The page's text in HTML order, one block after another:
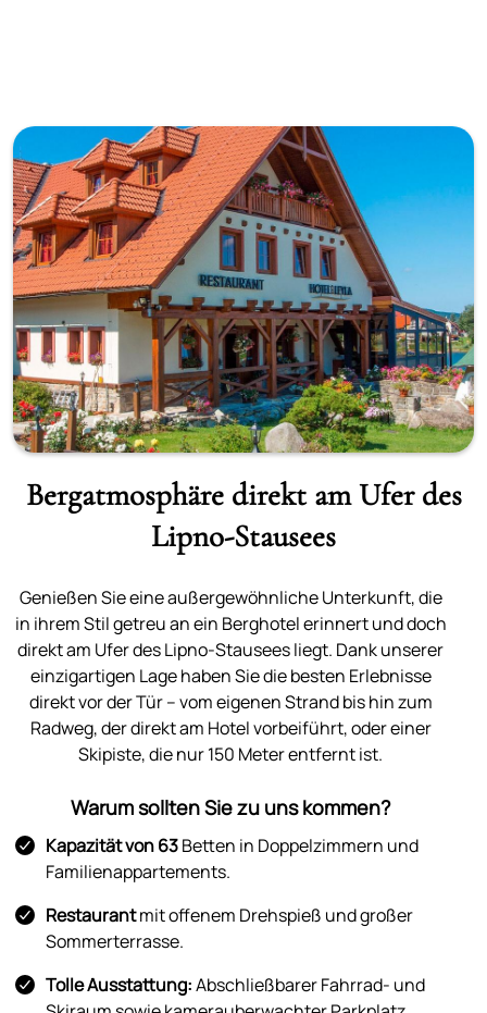
Bergatmosphäre direkt am Ufer des
Lipno-Stausees
Genießen Sie eine außergewöhnliche Unterkunft, die
in ihrem Stil getreu an ein Berghotel erinnert und doch
direkt am Ufer des Lipno-Stausees liegt. Dank unserer
einzigartigen Lage haben Sie die besten Erlebnisse
direkt vor der Tür – vom eigenen Strand bis hin zum
Radweg, der direkt am Hotel vorbeiführt, oder einer
Skipiste, die nur 150 Meter entfernt ist.
Warum sollten Sie zu uns kommen?
Kapazität von 63Betten in Doppelzimmern und
Familienappartements.
Restaurantmit offenem Drehspieß und großer
Sommerterrasse.
Tolle Ausstattung:Abschließbarer Fahrrad- und